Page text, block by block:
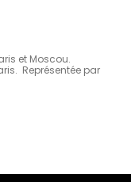
et Moscou.
Représentée par